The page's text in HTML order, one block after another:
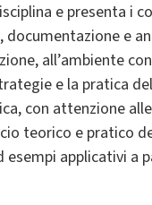
e presenta i
e
all’ambiente
e la pratica
con attenzione
teorico e pratico
applicativi a